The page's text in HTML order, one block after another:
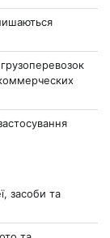
засоби та